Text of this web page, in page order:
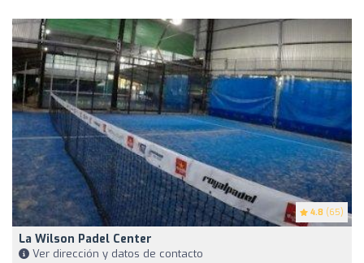
4.8 (65)
La Wilson Padel Center
Ver dirección y datos de contacto